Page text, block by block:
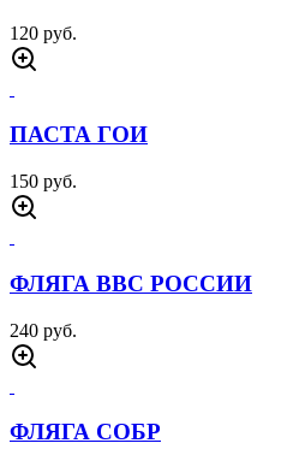
120 руб.
ПАСТА ГОИ
150 руб.
ФЛЯГА ВВС РОССИИ
240 руб.
ФЛЯГА СОБР